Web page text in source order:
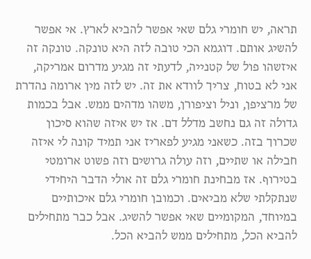
תראה, יש חומרי גלם שאי אפשר להביא לארץ. אי אפשר
להשיג אותם. דוגמא הכי טובה לזה היא טונקה. טונקה זה
איזשהו פול של קטנייה, לדעתי זה מגיע מדרום אמריקה,
אני לא בטוח, צריך לוודא את זה. יש לזה מין ארומה נהדרת
של מרציפן, וניל וציפורן, משהו מדהים ממש. אבל בכמות
גדולה זה גם נחשב מדלל דם. אז יש איזה שהוא סיכון
שכרוך בזה. כשאני מגיע לפאריז אני תמיד קונה לי איזה
חבילה או שתיים, וזה עולה גרושים וזה פשוט ארומטי
בטירוף. אז מבחינת חומרי גלם זה אולי הדבר היחידי
שנתקלתי שלא מביאים. וכמובן חומרי גלם איכותיים
במיוחד, המקומיים שאי אפשר להשיג. אבל כבר מתחילים
להביא הכל, מתחילים ממש להביא הכל.